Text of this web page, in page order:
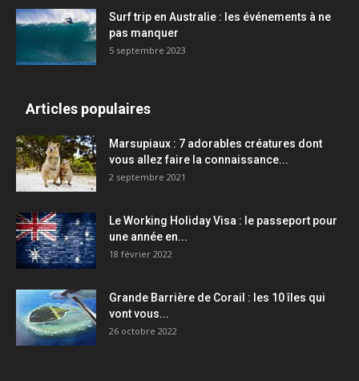
Surf trip en Australie : les événements à ne
pas manquer
5 septembre 2023
Articles populaires
Marsupiaux : 7 adorables créatures dont
vous allez faire la connaissance...
2 septembre 2021
Le Working Holiday Visa : le passeport pour
une année en...
18 février 2022
Grande Barrière de Corail : les 10 îles qui
vont vous...
26 octobre 2022